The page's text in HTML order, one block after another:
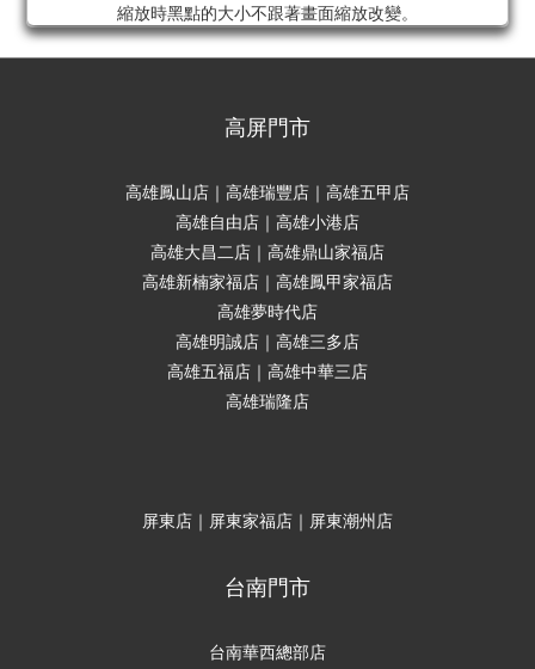
縮放時黑點的大小不跟著畫面縮放改變。
高屏門市
高雄鳳山店｜高雄瑞豐店｜高雄五甲店
高雄自由店｜高雄小港店
高雄大昌二店｜高雄鼎山家福店
高雄新楠家福店｜高雄鳳甲家福店
高雄夢時代店
高雄明誠店｜高雄三多店
高雄五福店｜高雄中華三店
高雄瑞隆店
屏東店｜屏東家福店｜屏東潮州店
台南門市
台南華西總部店